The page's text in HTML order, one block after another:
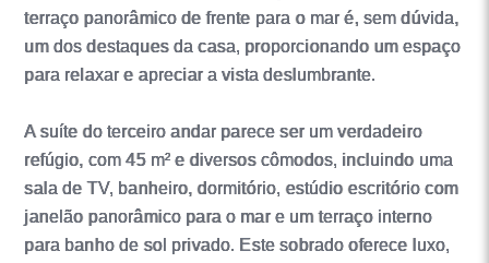
terraço panorâmico de frente para o mar é, sem dúvida,
um dos destaques da casa, proporcionando um espaço
para relaxar e apreciar a vista deslumbrante.
A suíte do terceiro andar parece ser um verdadeiro
refúgio, com 45 m² e diversos cômodos, incluindo uma
sala de TV, banheiro, dormitório, estúdio escritório com
janelão panorâmico para o mar e um terraço interno
para banho de sol privado. Este sobrado oferece luxo,